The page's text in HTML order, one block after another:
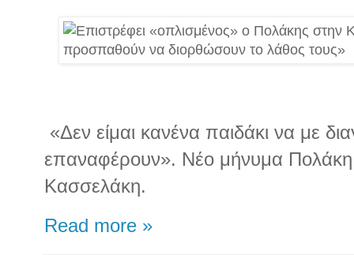
«Δεν είμαι κανένα παιδάκι να με
επαναφέρουν». Νέο μήνυμα Πολάκη
Κασσελάκη.
Read more »